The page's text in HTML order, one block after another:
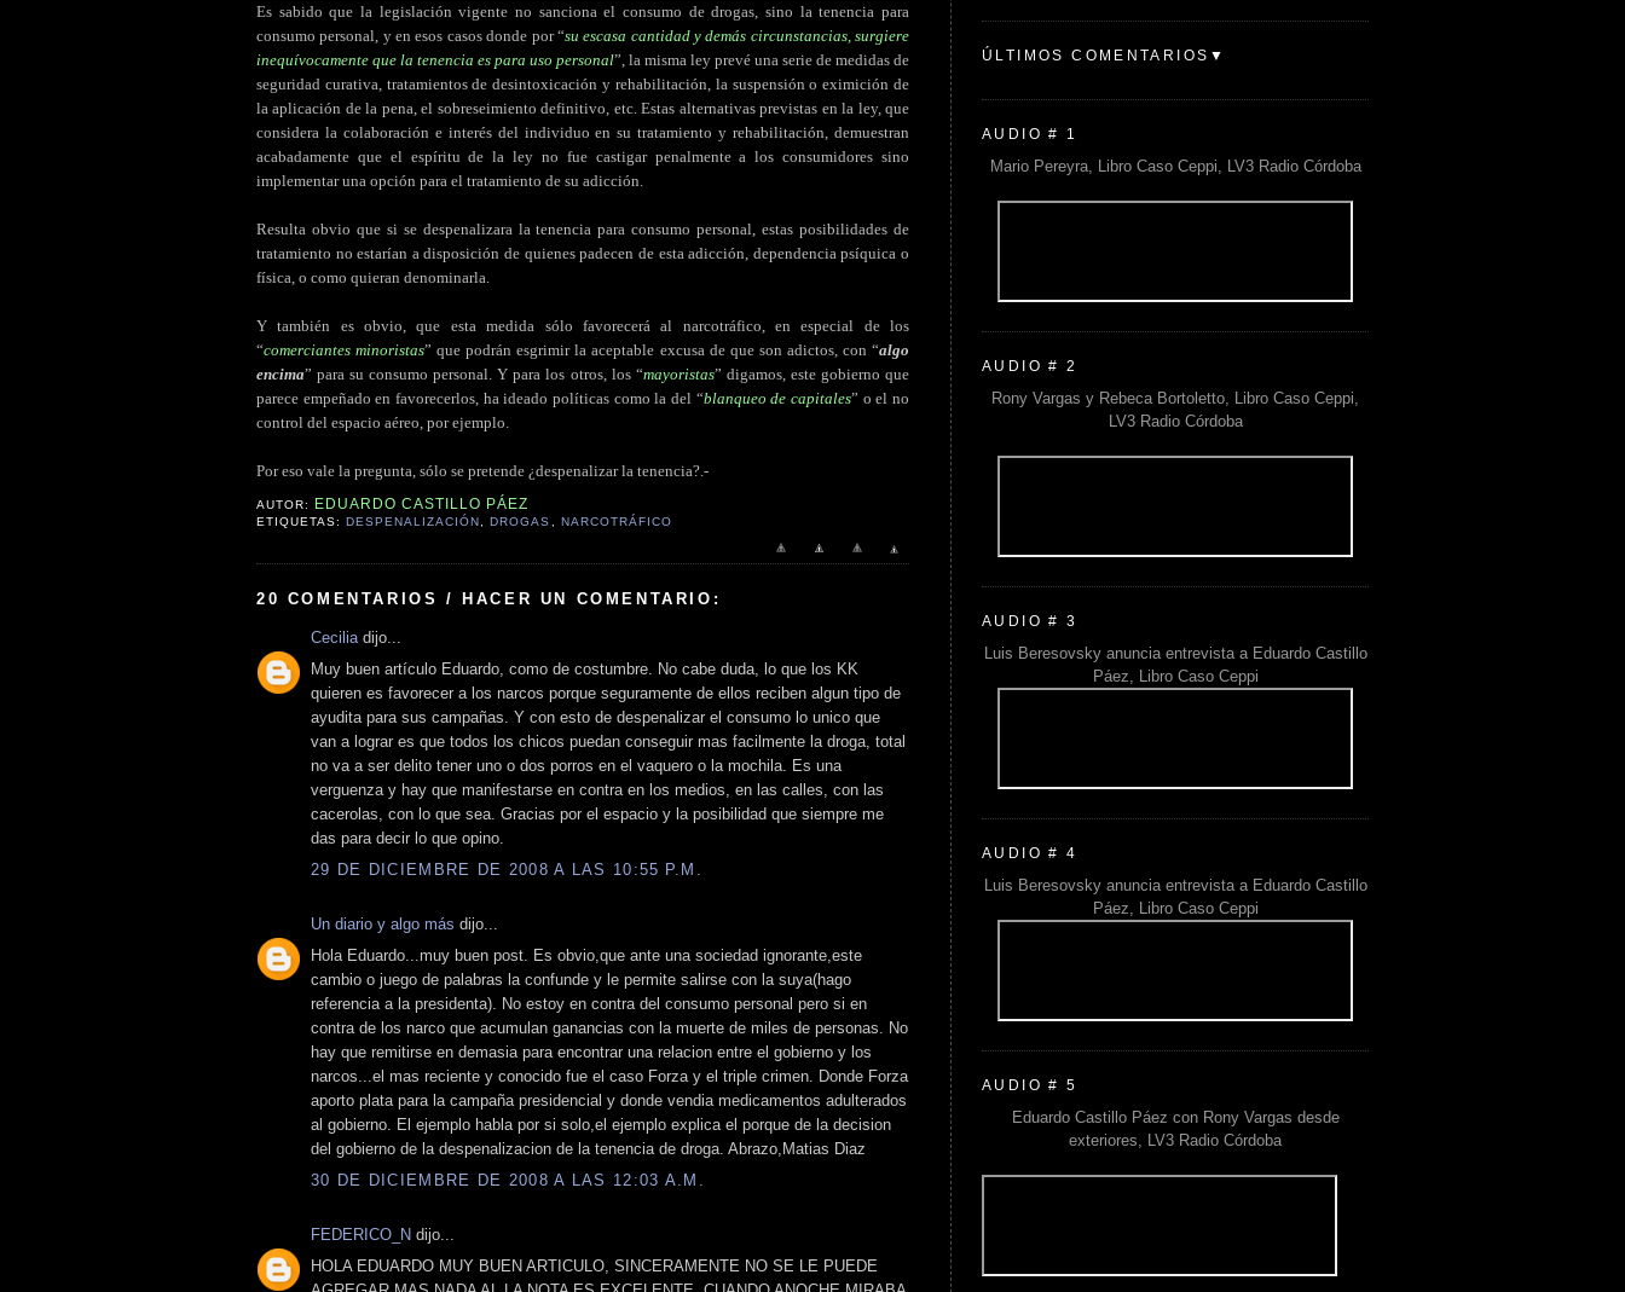
Es sabido que la legislación vigente no sanciona el consumo de drogas, sino la tenencia para
consumo personal, y en esos casos donde por “su escasa cantidad y demás circunstancias, surgiere
inequívocamente que la tenencia es para uso personal”, la misma ley prevé una serie de medidas de
seguridad curativa, tratamientos de desintoxicación y rehabilitación, la suspensión o eximición de
la aplicación de la pena, el sobreseimiento definitivo, etc. Estas alternativas previstas en la ley, que
considera la colaboración e interés del individuo en su tratamiento y rehabilitación, demuestran
acabadamente que el espíritu de la ley no fue castigar penalmente a los consumidores sino
implementar una opción para el tratamiento de su adicción.
Resulta obvio que si se despenalizara la tenencia para consumo personal, estas posibilidades de
tratamiento no estarían a disposición de quienes padecen de esta adicción, dependencia psíquica o
física, o como quieran denominarla.
Y también es obvio, que esta medida sólo favorecerá al narcotráfico, en especial de los
“comerciantes minoristas” que podrán esgrimir la aceptable excusa de que son adictos, con “algo
encima” para su consumo personal. Y para los otros, los “mayoristas” digamos, este gobierno que
parece empeñado en favorecerlos, ha ideado políticas como la del “blanqueo de capitales” o el no
control del espacio aéreo, por ejemplo.
Por eso vale la pregunta, sólo se pretende ¿despenalizar la tenencia?.-
AUTOR: EDUARDO CASTILLO PÁEZ
ETIQUETAS:DESPENALIZACIÓN ,DROGAS NARCOTRÁFICO
20 COMENTARIOS / HACER UN COMENTARIO:
Cecilia dijo...
Muy buen artículo Eduardo, como de costumbre. No cabe duda, lo que los KK
quieren es favorecer a los narcos porque seguramente de ellos reciben algun tipo de
ayudita para sus campañas. Y con esto de despenalizar el consumo lo unico que
van a lograr es que todos los chicos puedan conseguir mas facilmente la droga, total
no va a ser delito tener uno o dos porros en el vaquero o la mochila. Es una
verguenza y hay que manifestarse en contra en los medios, en las calles, con las
cacerolas, con lo que sea. Gracias por el espacio y la posibilidad que siempre me
das para decir lo que opino.
29 DE DICIEMBRE DE 2008 A LAS 10:55 P.M.
Un diario y algo más dijo...
Hola Eduardo...muy buen post. Es obvio,que ante una sociedad ignorante,este
cambio o juego de palabras la confunde y le permite salirse con la suya(hago
referencia a la presidenta). No estoy en contra del consumo personal pero si en
contra de los narco que acumulan ganancias con la muerte de miles de personas. No
hay que remitirse en demasia para encontrar una relacion entre el gobierno y los
narcos...el mas reciente y conocido fue el caso Forza y el triple crimen. Donde Forza
aporto plata para la campaña presidencial y donde vendia medicamentos adulterados
al gobierno. El ejemplo habla por si solo,el ejemplo explica el porque de la decision
del gobierno de la despenalizacion de la tenencia de droga. Abrazo,Matias Diaz
30 DE DICIEMBRE DE 2008 A LAS 12:03 A.M.
FEDERICO_N dijo...
HOLA EDUARDO MUY BUEN ARTICULO, SINCERAMENTE NO SE LE PUEDE
ÚLTIMOS COMENTARIOS▼
AUDIO # 1
Mario Pereyra, Libro Caso Ceppi, LV3 Radio Córdoba
AUDIO # 2
Rony Vargas y Rebeca Bortoletto, Libro Caso Ceppi,
LV3 Radio Córdoba
AUDIO # 3
Luis Beresovsky anuncia entrevista a Eduardo Castillo
Páez, Libro Caso Ceppi
AUDIO # 4
Luis Beresovsky anuncia entrevista a Eduardo Castillo
Páez, Libro Caso Ceppi
AUDIO # 5
Eduardo Castillo Páez con Rony Vargas desde
exteriores, LV3 Radio Córdoba